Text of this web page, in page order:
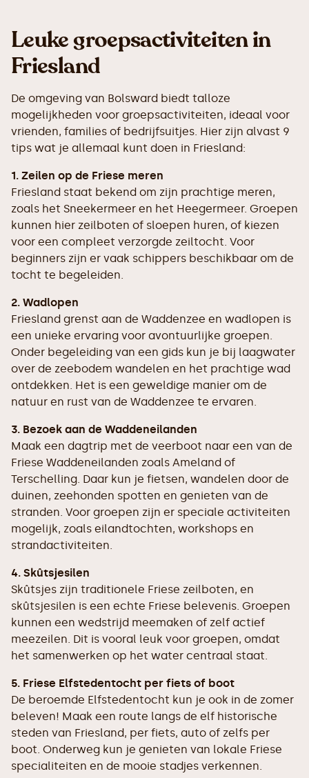
Leuke groepsactiviteiten in
Friesland
De omgeving van Bolsward biedt talloze
mogelijkheden voor groepsactiviteiten, ideaal voor
vrienden, families of bedrijfsuitjes. Hier zijn alvast 9
tips wat je allemaal kunt doen in Friesland:
1. Zeilen op de Friese meren
Friesland staat bekend om zijn prachtige meren,
zoals het Sneekermeer en het Heegermeer. Groepen
kunnen hier zeilboten of sloepen huren, of kiezen
voor een compleet verzorgde zeiltocht. Voor
beginners zijn er vaak schippers beschikbaar om de
tocht te begeleiden.
2. Wadlopen
Friesland grenst aan de Waddenzee en wadlopen is
een unieke ervaring voor avontuurlijke groepen.
Onder begeleiding van een gids kun je bij laagwater
over de zeebodem wandelen en het prachtige wad
ontdekken. Het is een geweldige manier om de
natuur en rust van de Waddenzee te ervaren.
3. Bezoek aan de Waddeneilanden
Maak een dagtrip met de veerboot naar een van de
Friese Waddeneilanden zoals Ameland of
Terschelling. Daar kun je fietsen, wandelen door de
duinen, zeehonden spotten en genieten van de
stranden. Voor groepen zijn er speciale activiteiten
mogelijk, zoals eilandtochten, workshops en
strandactiviteiten.
4. Skûtsjesilen
Skûtsjes zijn traditionele Friese zeilboten, en
skûtsjesilen is een echte Friese belevenis. Groepen
kunnen een wedstrijd meemaken of zelf actief
meezeilen. Dit is vooral leuk voor groepen, omdat
het samenwerken op het water centraal staat.
5. Friese Elfstedentocht per fiets of boot
De beroemde Elfstedentocht kun je ook in de zomer
beleven! Maak een route langs de elf historische
steden van Friesland, per fiets, auto of zelfs per
boot. Onderweg kun je genieten van lokale Friese
specialiteiten en de mooie stadjes verkennen.